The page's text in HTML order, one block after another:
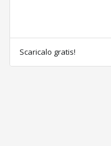
Scaricalo gratis!